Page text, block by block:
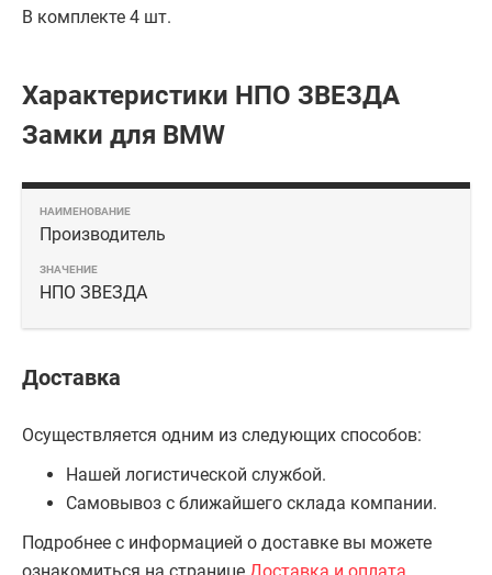
В комплекте 4 шт.
Характеристики НПО ЗВЕЗДА
Замки для BMW
Производитель
НПО ЗВЕЗДА
Доставка
Осуществляется одним из следующих способов:
Нашей логистической службой.
Самовывоз с ближайшего склада компании.
Подробнее с информацией о доставке вы можете